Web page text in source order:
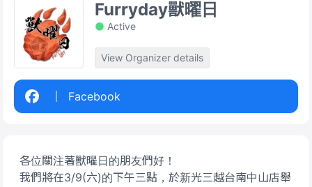
各位關注著獸曜日的朋友們好！
我們將在3/9(六)的下午三點，於新光三越台南中山店舉
Furryday獸曜日
Active
View Organizer details
Facebook